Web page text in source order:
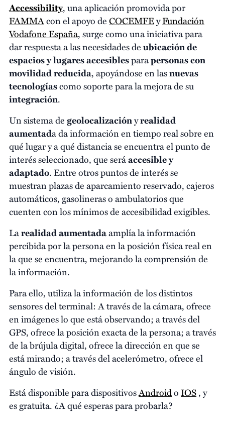
Accessibility, una aplicación promovida por
FAMMAcon el apoyo deCOCEMFEyFundación
Vodafone España, surge como una iniciativa para
dar respuesta a las necesidades deubicación de
espacios y lugares accesiblesparapersonas con
movilidad reducida, apoyándose en lasnuevas
tecnologíascomo soporte para la mejora de su
integración.
Un sistema degeolocalizaciónyrealidad
aumentada da información en tiempo real sobre en
qué lugar y a qué distancia se encuentra el punto de
interés seleccionado, que seráaccesible y
adaptado. Entre otros puntos de interés se
muestran plazas de aparcamiento reservado, cajeros
automáticos, gasolineras o ambulatorios que
cuenten con los mínimos de accesibilidad exigibles.
Larealidad aumentadaamplía la información
percibida por la persona en la posición física real en
la que se encuentra, mejorando la comprensión de
la información.
Para ello, utiliza la información de los distintos
sensores del terminal: A través de la cámara, ofrece
en imágenes lo que está observando; a través del
GPS, ofrece la posición exacta de la persona; a través
de la brújula digital, ofrece la dirección en que se
está mirando; a través del acelerómetro, ofrece el
ángulo de visión.
Está disponible para dispositivosAndroido IOS, y
es gratuita. ¿A qué esperas para probarla?